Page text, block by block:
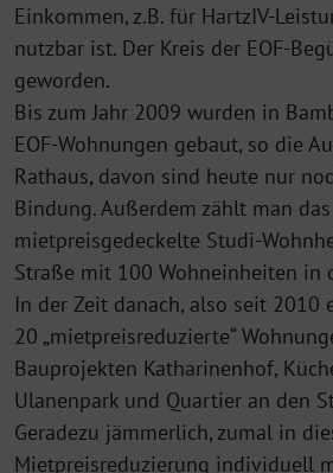
Einkommen, z.B. für Hartz­IV-
nutzbar ist. Der Kreis der EOF-
geworden.
Bis zum Jahr 2009 wurden in
EOF-Wohnungen ge­baut, so die
Rathaus, davon sind heute nur
Bindung. Außerdem zählt man das
mietpreisgedeckelte Studi-
Straße mit 100 Wohneinheiten in
In der Zeit danach, also seit 2010
20 „mietpreisreduzierte“
Bauprojekten Katharinenhof,
Ulanenpark und Quartier an den
Geradezu jämmerlich, zumal in
Mietpreisreduzierung individuell